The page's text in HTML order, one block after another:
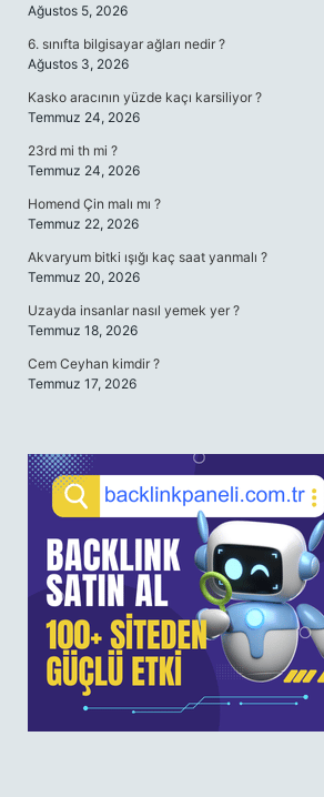
Ağustos 5, 2026
6. sınıfta bilgisayar ağları nedir ?
Ağustos 3, 2026
Kasko aracının yüzde kaçı karsiliyor ?
Temmuz 24, 2026
23rd mi th mi ?
Temmuz 24, 2026
Homend Çin malı mı ?
Temmuz 22, 2026
Akvaryum bitki ışığı kaç saat yanmalı ?
Temmuz 20, 2026
Uzayda insanlar nasıl yemek yer ?
Temmuz 18, 2026
Cem Ceyhan kimdir ?
Temmuz 17, 2026